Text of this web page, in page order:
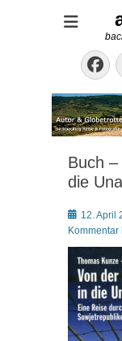
Buch
die
Posted
on
12. April